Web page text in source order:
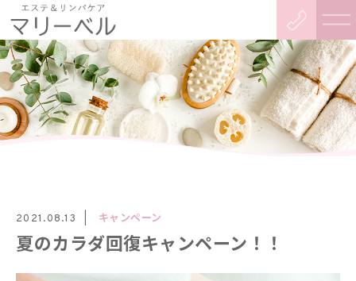
2021.08.13 キャンペーン
夏のカラダ回復キャンペーン！！